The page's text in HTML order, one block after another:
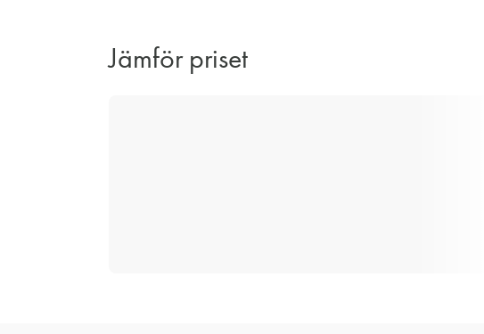
Jämför priset